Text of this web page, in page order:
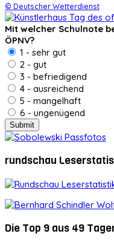
© Deutscher Wetterdienst
Mit welcher Schulnote
ÖPNV?
1 - sehr gut
2 - gut
3 - befriedigend
4 - ausreichend
5 - mangelhaft
6 - ungenügend
rundschau
Die Top 9 aus 49